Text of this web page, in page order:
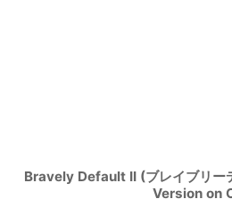
Bravely Default II (ブレイブリー
Version on